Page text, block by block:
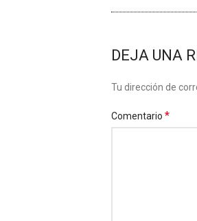
DEJA UNA
Tu dirección de
Comentario *